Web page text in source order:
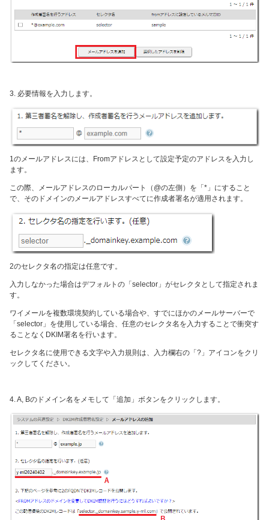
3. 必要情報を入力します。
1のメールアドレスには、Fromアドレスとして設定予定のアドレスを入力し
ます。
この際、メールアドレスのローカルパート（@の左側）を「*」にすること
で、そのドメインのメールアドレスすべてに作成者署名が適用されます。
2のセレクタ名の指定は任意です。
入力しなかった場合はデフォルトの「selector」がセレクタとして指定されま
す。
ワイメールを複数環境契約している場合や、すでにほかのメールサーバーで
「selector」を使用している場合、任意のセレクタ名を入力することで衝突す
ることなくDKIM署名を行います。
セレクタ名に使用できる文字や入力規則は、入力欄右の「?」アイコンをクリ
ックしてください。
4. A, Bのドメイン名をメモして「追加」ボタンをクリックします。